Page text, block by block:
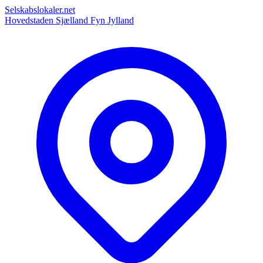
Selskabslokaler.net
Hovedstaden Sjælland Fyn Jylland